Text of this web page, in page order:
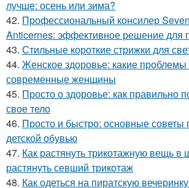
лучше: осень или зима?
42. Профессиональный консилер
Anticernes: эффективное решение для
43. Стильные короткие стрижки для
44. Женское здоровье: какие проблемы
современные женщины
45. Просто о здоровье: как правильно
свое тело
46. Просто и быстро: основные советы
детской обувью
47. Как растянуть трикотажную вещь в
растянуть севший трикотаж
48. Как одеться на пиратскую